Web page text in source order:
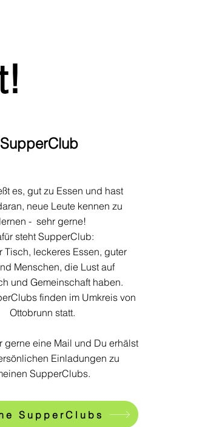
SupperClub
es, gut zu Essen und hast
neue Leute kennen zu
lernen - sehr gerne!
steht SupperClub:
Tisch, leckeres Essen, guter
Menschen, die Lust auf
und Gemeinschaft haben.
finden im Umkreis von
Ottobrunn statt.
gerne eine Mail und Du erhälst
Einladungen zu
SupperClubs.
SupperClubs